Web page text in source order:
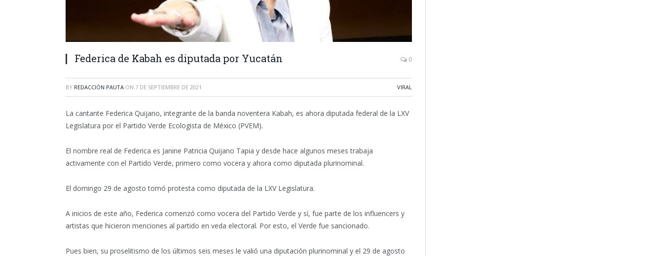
Federica de Kabah es diputada por Yucatán 0
BY REDACCIÓN PAUTA ON 7 DE SEPTIEMBRE DE 2021 VIRAL
La cantante Federica Quijano, integrante de la banda noventera Kabah, es ahora diputada federal de la LXV
Legislatura por el Partido Verde Ecologista de México (PVEM).
El nombre real de Federica es Janine Patricia Quijano Tapia y desde hace algunos meses trabaja
activamente con el Partido Verde, primero como vocera y ahora como diputada plurinominal.
El domingo 29 de agosto tomó protesta como diputada de la LXV Legislatura.
A inicios de este año, Federica comenzó como vocera del Partido Verde y sí, fue parte de los influencers y
artistas que hicieron menciones al partido en veda electoral. Por esto, el Verde fue sancionado.
Pues bien, su proselitismo de los últimos seis meses le valió una diputación plurinominal y el 29 de agosto